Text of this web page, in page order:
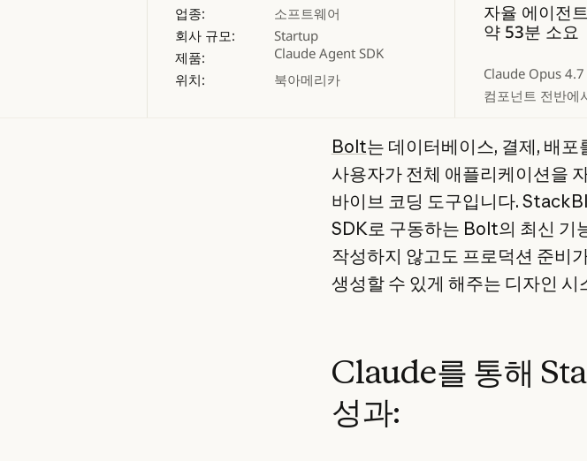
업종:
소프트웨어
회사 규모:
Startup
제품:
Claude Agent SDK
위치:
북아메리카
자율 에이전
약 53분 소요
Claude Opus
컴포넌트 전반에
Bolt는 데이터베이스, 결제, 배
사용자가 전체 애플리케이션을
바이브 코딩 도구입니다.
SDK로 구동하는 Bolt의 최신 기
작성하지 않고도 프로덕션 준비
생성할 수 있게 해주는 디자인
Claude를 통해
성과: